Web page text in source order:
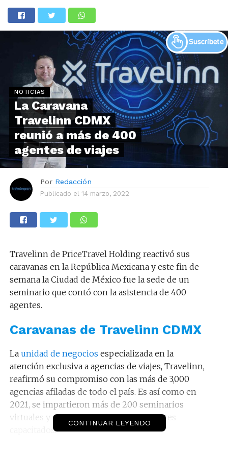
NOTICIAS
La Caravana
Travelinn CDMX
reunió a más de 400
agentes de viajes
Por Redacción
Publicado el 14 marzo, 2022
Travelinn de PriceTravel Holding reactivó sus
caravanas en la República Mexicana y este fin de
semana la Ciudad de México fue la sede de un
seminario que contó con la asistencia de 400
agentes.
Caravanas de Travelinn CDMX
La unidad de negocios especializada en la
atención exclusiva a agencias de viajes, Travelinn,
reafirmó su compromiso con las más de 3,000
agencias afiladas de todo el país. Es así como en
2021, se impartieron más de 200 seminarios
virtuales y se superaron los 13,000 agentes
capacitados.
CONTINUAR LEYENDO